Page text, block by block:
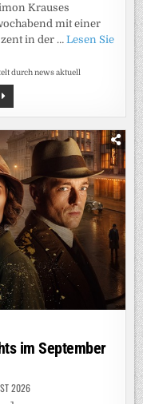
Krauses
mit einer
in der … Lesen Sie
durch news aktuell
JEDEN!“
im September
2026